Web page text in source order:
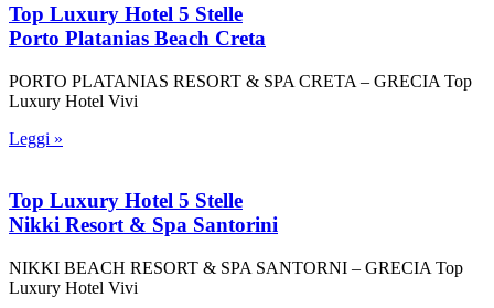
Top Luxury Hotel 5 Stelle
Porto Platanias Beach Creta
PORTO PLATANIAS RESORT & SPA CRETA – GRECIA Top
Luxury Hotel Vivi
Leggi »
Top Luxury Hotel 5 Stelle
Nikki Resort & Spa Santorini
NIKKI BEACH RESORT & SPA SANTORNI – GRECIA Top
Luxury Hotel Vivi